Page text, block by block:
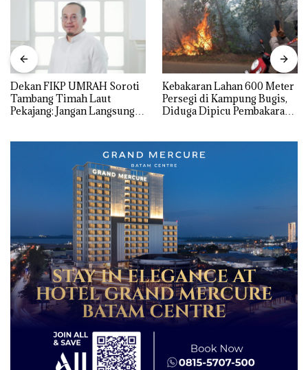
Dekan FIKP UMRAH Soroti
Tambang Timah Laut
Pekajang: Jangan Langsung
Kebakaran Lahan 600 Meter
Persegi di Kampung Bugis,
Diduga Dipicu Pembakaran